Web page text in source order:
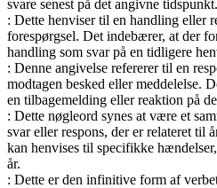
svare senest på det angivne tidspunkt.
: Dette henviser til en handling eller
forespørgsel. Det indebærer, at der
handling som svar på en tidligere
: Denne angivelse refererer til en
modtagen besked eller meddelelse.
en tilbagemelding eller reaktion på
: Dette nøgleord synes at være et
svar eller respons, der er relateret til
kan henvises til specifikke
år.
: Dette er den infinitive form af